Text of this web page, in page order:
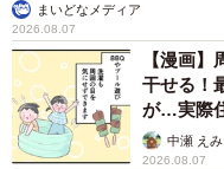
だろう」といった具合
かったこともあり、帰
こもり、特に会話など
元々ご両親共に片付け
まいどなメディア
2026.08.07
【漫画
干せる！
が…実際
中瀬 えみ
2026.08.07